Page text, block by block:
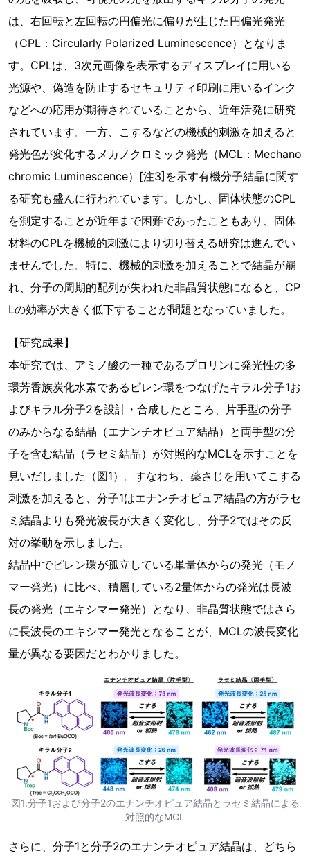
は、右回転と左回転の円偏光に偏りが生じた円偏光発光
（CPL：Circularly Polarized Luminescence）となりま
す。CPLは、3次元画像を表示するディスプレイに用いる
光源や、偽造を防止するセキュリティ印刷に用いるインク
などへの応用が期待されていることから、近年活発に研究
されています。一方、こするなどの機械的刺激を加えると
発光色が変化するメカノクロミック発光（MCL：Mechano
chromic Luminescence）[注3]を示す有機分子結晶に関す
る研究も盛んに行われています。しかし、固体状態のCPL
を測定することが近年まで困難であったこともあり、固体
材料のCPLを機械的刺激により切り替える研究は進んでい
ませんでした。特に、機械的刺激を加えることで結晶が崩
れ、分子の周期的配列が失われた非晶質状態になると、CP
Lの効率が大きく低下することが問題となっていました。
【研究成果】
本研究では、アミノ酸の一種であるプロリンに発光性の多
環芳香族炭化水素であるピレン環をつなげたキラル分子1お
よびキラル分子2を設計・合成したところ、片手型の分子
のみからなる結晶（エナンチオピュア結晶）と両手型の分
子を含む結晶（ラセミ結晶）が対照的なMCLを示すことを
見いだしました（図1）。すなわち、薬さじを用いてこする
刺激を加えると、分子1はエナンチオピュア結晶の方がラセ
ミ結晶よりも発光波長が大きく変化し、分子2ではその反
対の挙動を示しました。
結晶中でピレン環が孤立している単量体からの発光（モノ
マー発光）に比べ、積層している2量体からの発光は長波
長の発光（エキシマー発光）となり、非晶質状態ではさら
に長波長のエキシマー発光となることが、MCLの波長変化
量が異なる要因だとわかりました。
図1.分子1および分子2のエナンチオピュア結晶とラセミ結晶による
対照的なMCL
さらに、分子1と分子2のエナンチオピュア結晶は、どちら